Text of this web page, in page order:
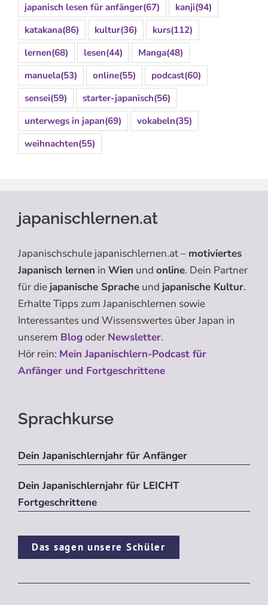
japanisch lesen für anfänger(67) kanji(94)
katakana(86) kultur(36) kurs(112)
lernen(68) lesen(44) Manga(48)
manuela(53) online(55) podcast(60)
sensei(59) starter-japanisch(56)
unterwegs in japan(69) vokabeln(35)
weihnachten(55)
japanischlernen.at
Japanischschule japanischlernen.at – motiviertes
Japanisch lernen in Wien und online. Dein Partner
für die japanische Sprache und japanische Kultur.
Erhalte Tipps zum Japanischlernen sowie
Interessantes und Wissenswertes über Japan in
unserem Blogoder Newsletter.
Hör rein: Mein Japanischlern-Podcast für
Anfänger und Fortgeschrittene
Sprachkurse
Dein Japanischlernjahr für Anfänger
Dein Japanischlernjahr für LEICHT
Fortgeschrittene
Das sagen unsere Schüler